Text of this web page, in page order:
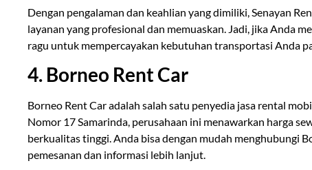
Dengan pengalaman dan keahlian yang dimiliki, Senayan
layanan yang profesional dan memuaskan. Jadi, jika Anda
ragu untuk mempercayakan kebutuhan transportasi Anda
4. Borneo Rent Car
Borneo Rent Car adalah salah satu penyedia jasa rental
Nomor 17 Samarinda, perusahaan ini menawarkan harga
berkualitas tinggi. Anda bisa dengan mudah menghubungi
pemesanan dan informasi lebih lanjut.